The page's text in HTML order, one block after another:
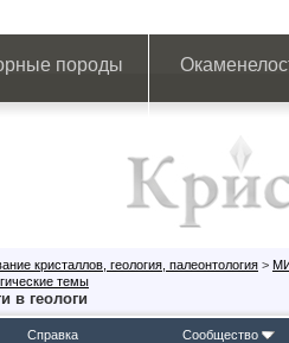
породы
кристаллов, геология, палеонтология >
темы
в геологи
Справка Сообщество